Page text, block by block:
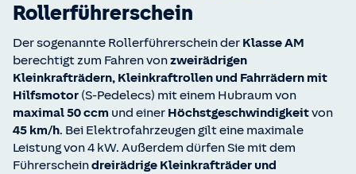
Rollerführerschein
Der sogenannte Rollerführerschein der Klasse AM
berechtigt zum Fahren vonzweirädrigen
Kleinkrafträdern, Kleinkraftrollen und Fahrrädern mit
Hilfsmotor (S-Pedelecs) mit einem Hubraum von
maximal 50 ccm und einer Höchstgeschwindigkeitvon
45 km/h. Bei Elektrofahrzeugen gilt eine maximale
Leistung von 4 kW. Außerdem dürfen Sie mit dem
Führerscheindreirädrige Kleinkrafträder und